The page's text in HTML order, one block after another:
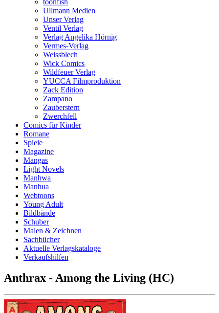
toonfish
Ullmann Medien
Unser Verlag
Ventil Verlag
Verlag Angelika Hörnig
Vermes-Verlag
Weissblech
Wick Comics
Wildfeuer Verlag
YUCCA Filmproduktion
Zack Edition
Zampano
Zauberstern
Zwerchfell
Comics für Kinder
Romane
Spiele
Magazine
Mangas
Light Novels
Manhwa
Manhua
Webtoons
Young Adult
Bildbände
Schuber
Malen & Zeichnen
Sachbücher
Aktuelle Verlagskataloge
Verkaufshilfen
Anthrax - Among the Living (HC)